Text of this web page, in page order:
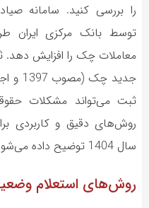
را بررسی کنید. سامانه
توسط بانک مرکزی ایران
معاملات چک را افزایش
ثبت می‌تواند مشکلات
روش‌های دقیق و کاربردی
سال 1404 توضیح داده می‌شود.
روش‌های استعلام